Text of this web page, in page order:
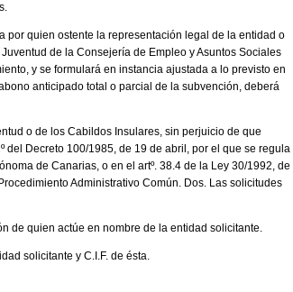
por quien ostente la representación legal de la entidad o
de la Consejería de Empleo y Asuntos Sociales
y se formulará en instancia ajustada a lo previsto en
anticipado total o parcial de la subvención, deberá
o de los Cabildos Insulares, sin perjuicio de que
del Decreto 100/1985, de 19 de abril, por el que se regula
de Canarias, o en el artº. 38.4 de la Ley 30/1992, de
Administrativo Común. Dos. Las solicitudes
de quien actúe en nombre de la entidad solicitante.
solicitante y C.I.F. de ésta.